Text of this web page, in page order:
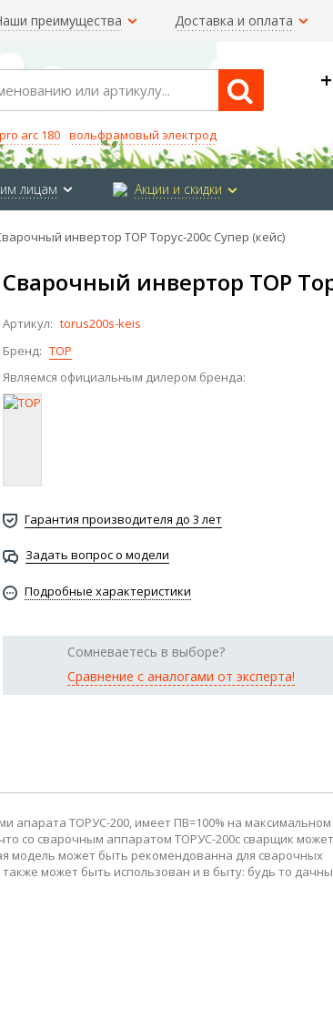
преимущества Доставка и оплата
arc 180 вольфрамовый электрод
лицам Акции и скидки
инвертор ТОР Торус-200с Супер (кейс)
Сварочный инвертор ТОР
Артикул: torus200s-keis
Бренд: ТОР
Являемся официальным дилером бренда:
Гарантия производителя до 3 лет
Задать вопрос о модели
Подробные характеристики
Сомневаетесь в выборе?
Сравнение с аналогами от эксперта!
апарата ТОРУС-200, имеет ПВ=100% на максимальном
со сварочным аппаратом ТОРУС-200с сварщик может
модель может быть рекомендованна для сварочных
может быть использован и в быту: будь то